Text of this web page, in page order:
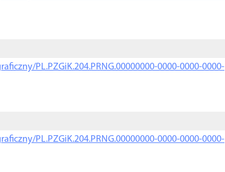
PL.PZGiK.204.PRNG.00000000-0000-0000-0000-
PL.PZGiK.204.PRNG.00000000-0000-0000-0000-